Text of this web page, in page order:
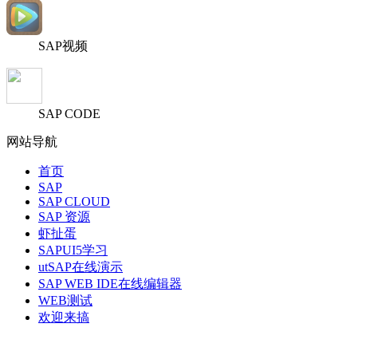
SAP视频
SAP CODE
网站导航
首页
SAP
SAP CLOUD
SAP 资源
虾扯蛋
SAPUI5学习
utSAP在线演示
SAP WEB IDE在线编辑器
WEB测试
欢迎来搞